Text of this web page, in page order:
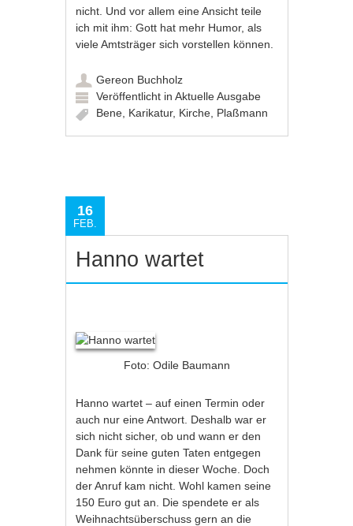
nicht. Und vor allem eine Ansicht teile
ich mit ihm: Gott hat mehr Humor, als
viele Amtsträger sich vorstellen können.
Gereon Buchholz
Veröffentlicht inAktuelle Ausgabe
Bene Karikatur, Kirche Plaßmann
16
FEB.
Hanno wartet
Foto: Odile Baumann
Hanno wartet – auf einen Termin oder
auch nur eine Antwort. Deshalb war er
sich nicht sicher, ob und wann er den
Dank für seine guten Taten entgegen
nehmen könnte in dieser Woche. Doch
der Anruf kam nicht. Wohl kamen seine
150 Euro gut an. Die spendete er als
Weihnachtsüberschuss gern an die